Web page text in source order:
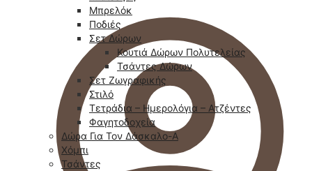
Μπρελόκ
Ποδιές
Σετ Δώρων
Κουτιά Δώρων Πολυτελείας
Τσάντες Δώρων
Σετ Ζωγραφικής
Στιλό
Τετράδια – Ημερολόγια – Ατζέντες
Φαγητοδοχεία
Δώρα Για Τον Δάσκαλο-Α
Χόμπι
Τσάντες